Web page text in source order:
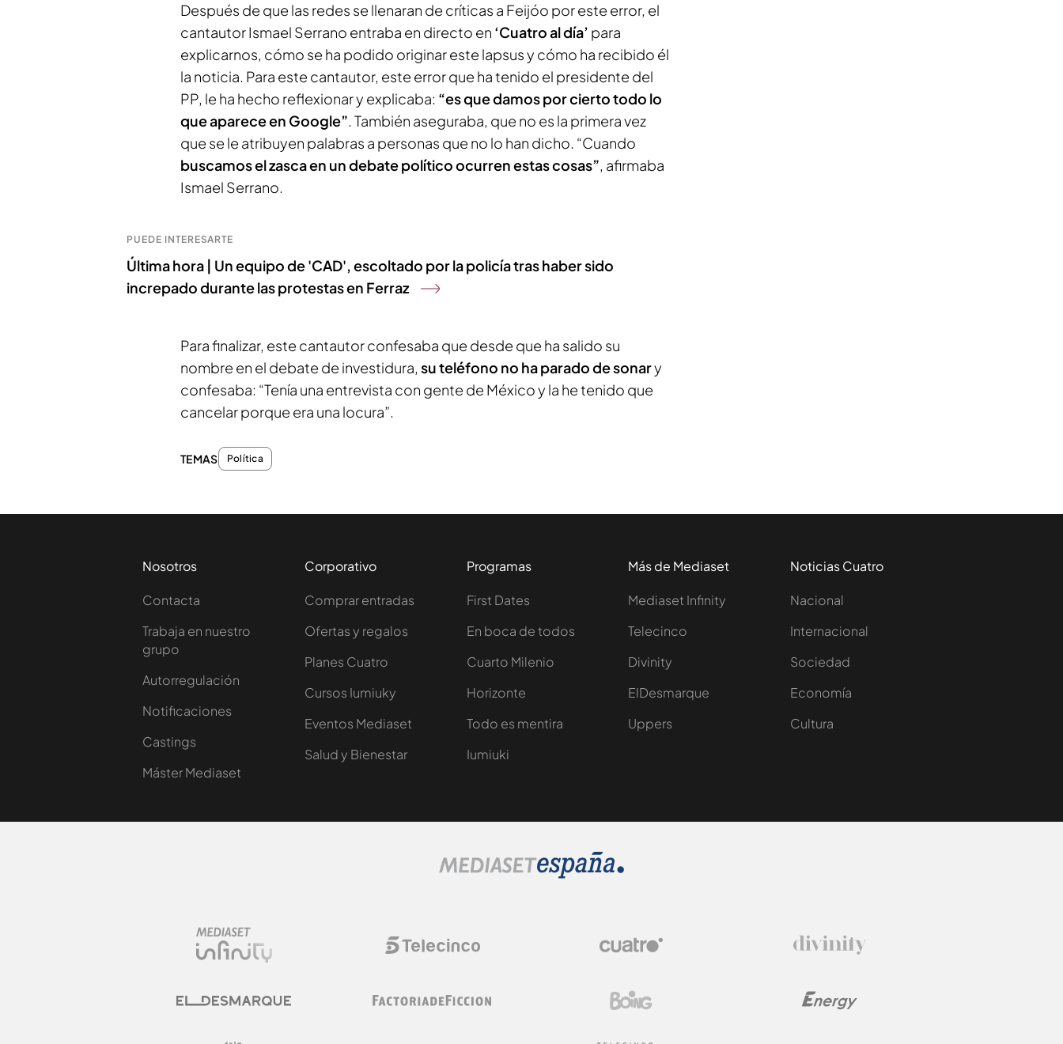
Después de que las redes se llenaran de críticas a Feijóo por este error, el
cantautor Ismael Serrano entraba en directo en ‘Cuatro al día’ para
explicarnos, cómo se ha podido originar este lapsus y cómo ha recibido él
la noticia. Para este cantautor, este error que ha tenido el presidente del
PP, le ha hecho reflexionar y explicaba: “es que damos por cierto todo lo
que aparece en Google”. También aseguraba, que no es la primera vez
que se le atribuyen palabras a personas que no lo han dicho. “Cuando
buscamos el zasca en un debate político ocurren estas cosas”, afirmaba
Ismael Serrano.
PUEDE INTERESARTE
Última hora | Un equipo de 'CAD', escoltado por la policía tras haber sido
increpado durante las protestas en Ferraz
Para finalizar, este cantautor confesaba que desde que ha salido su
nombre en el debate de investidura, su teléfono no ha parado de sonary
confesaba: “Tenía una entrevista con gente de México y la he tenido que
cancelar porque era una locura”.
TEMAS Política
Nosotros
Contacta
Trabaja en nuestro
grupo
Autorregulación
Notificaciones
Castings
Máster Mediaset
Corporativo
Comprar entradas
Ofertas y regalos
Planes Cuatro
Cursos Iumiuky
Eventos Mediaset
Salud y Bienestar
Programas
First Dates
En boca de todos
Cuarto Milenio
Horizonte
Todo es mentira
Iumiuki
Más de Mediaset
Mediaset Infinity
Telecinco
Divinity
ElDesmarque
Uppers
Noticias Cuatro
Nacional
Internacional
Sociedad
Economía
Cultura